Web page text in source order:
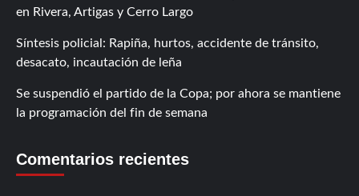
en Rivera, Artigas y Cerro Largo
Síntesis policial: Rapiña, hurtos, accidente de tránsito,
desacato, incautación de leña
Se suspendió el partido de la Copa; por ahora se mantiene
la programación del fin de semana
Comentarios recientes